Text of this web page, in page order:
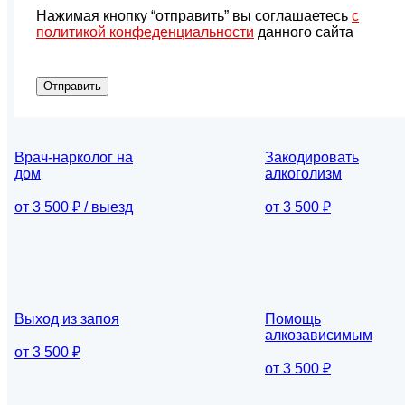
Нажимая кнопку “отправить” вы соглашаетесь с
политикой конфеденциальности данного сайта
Отправить
Врач-нарколог на
дом
от 3 500 ₽ / выезд
Закодировать
алкоголизм
от 3 500 ₽
Выход из запоя
от 3 500 ₽
Помощь
алкозависимым
от 3 500 ₽